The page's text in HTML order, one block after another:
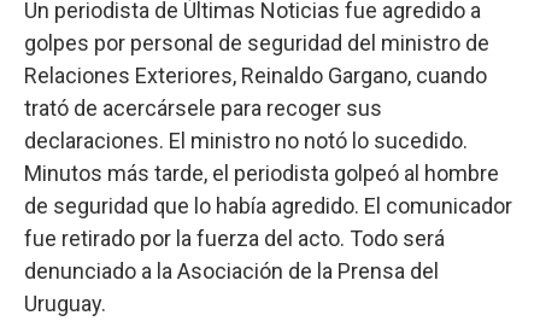
Un periodista de Últimas Noticias fue agredido a
golpes por personal de seguridad del ministro de
Relaciones Exteriores, Reinaldo Gargano, cuando
trató de acercársele para recoger sus
declaraciones. El ministro no notó lo sucedido.
Minutos más tarde, el periodista golpeó al hombre
de seguridad que lo había agredido. El comunicador
fue retirado por la fuerza del acto. Todo será
denunciado a la Asociación de la Prensa del
Uruguay.